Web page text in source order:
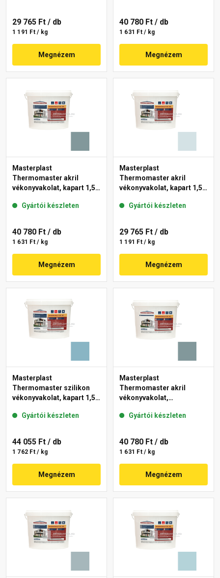
29 765 Ft / db
1 191 Ft / kg
Megnézem
40 780 Ft / db
1 631 Ft / kg
Megnézem
Masterplast
Thermomaster akril
vékonyvakolat, kapart 1,5
Gyártói készleten
40 780 Ft / db
1 631 Ft / kg
Megnézem
Masterplast
Thermomaster akril
vékonyvakolat, kapart 1,5
Gyártói készleten
29 765 Ft / db
1 191 Ft / kg
Megnézem
Masterplast
Thermomaster szilikon
vékonyvakolat, kapart 1,5
Gyártói készleten
44 055 Ft / db
1 762 Ft / kg
Megnézem
Masterplast
Thermomaster akril
vékonyvakolat,
39-C 25 kg
Gyártói készleten
40 780 Ft / db
1 631 Ft / kg
Megnézem